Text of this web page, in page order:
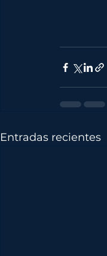
Entradas recientes